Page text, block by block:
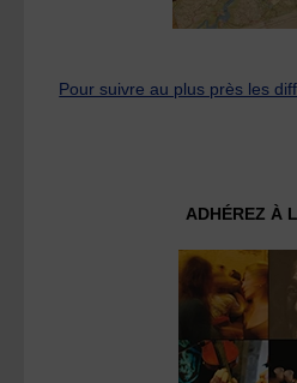
Pour suivre au plus près les
ADHÉREZ À